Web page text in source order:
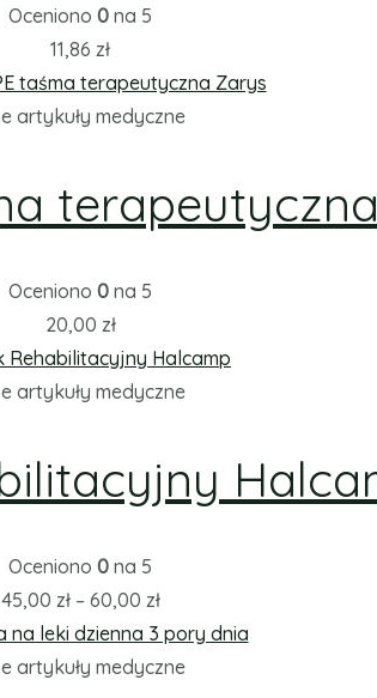
Oceniono 0 na 5
11,86 zł
artykuły medyczne
Oceniono 0 na 5
20,00 zł
artykuły medyczne
Oceniono 0 na 5
45,00 zł – 60,00 zł
artykuły medyczne